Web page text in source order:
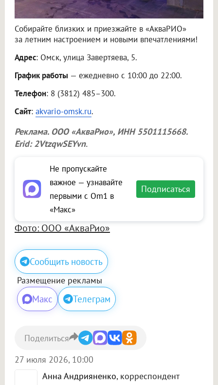
Собирайте близких и приезжайте в «АкваРИО»
за летним настроением и новыми впечатлениями!
Адрес: Омск, улица Завертяева, 5.
График работы — ежедневно с 10:00 до 22:00.
Телефон: 8 (3812) 485–300.
Сайт: akvario-omsk.ru.
Реклама. ООО «АкваРио», ИНН 5501115668.
Erid: 2VtzqwSEYvn.
Не пропускайте
важное — узнавайте
первыми с Om1 в
«Макс»
Подписаться
Фото: ООО «АкваРио»
Сообщить новость
Размещение рекламы
Макс Телеграм
Анна Андрияненко, корреспондент
27 июля 2026, 10:00
Поделиться